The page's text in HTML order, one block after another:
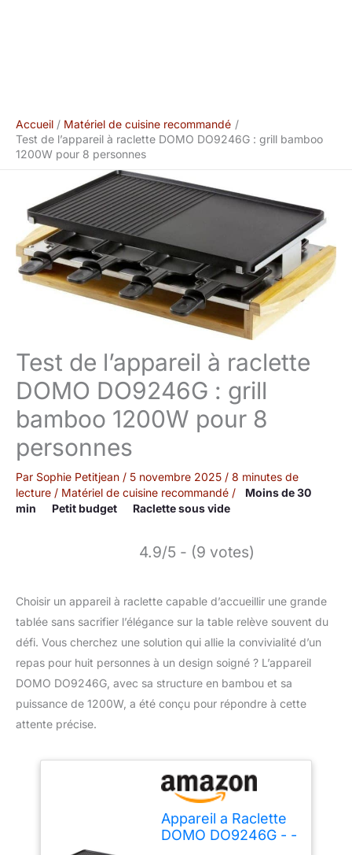
Accueil
Matériel de cuisine recommandé
Test de l’appareil à raclette DOMO DO9246G : grill bamboo
1200W pour 8 personnes
Test de l’appareil à raclette
DOMO DO9246G : grill
bamboo 1200W pour 8
personnes
Par Sophie Petitjean / 5 novembre 2025 / 8 minutes de
lecture / Matériel de cuisine recommandé /
Moins de 30
min
Petit budget Raclette sous vide
4.9/5 - (9 votes)
Choisir un appareil à raclette capable d’accueillir une grande
tablée sans sacrifier l’élégance sur la table relève souvent du
défi. Vous cherchez une solution qui allie la convivialité d’un
repas pour huit personnes à un design soigné ? L’appareil
DOMO DO9246G, avec sa structure en bambou et sa
puissance de 1200W, a été conçu pour répondre à cette
attente précise.
Appareil a Raclette
DOMO DO9246G - -